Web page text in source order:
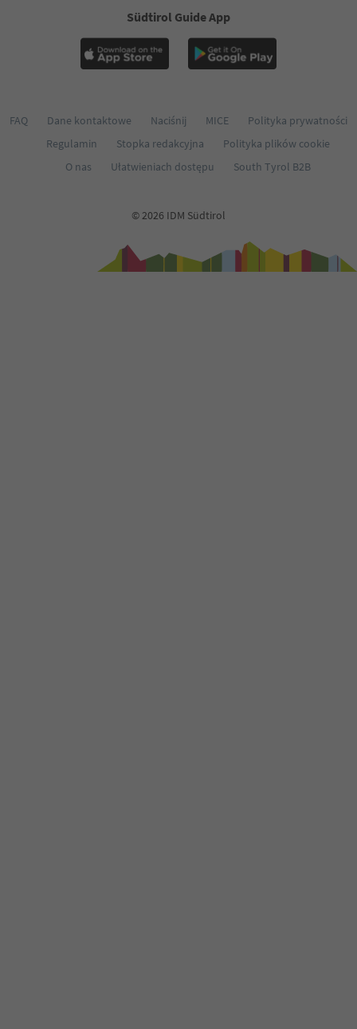
Südtirol Guide App
FAQ Dane kontaktowe Naciśnij MICE
Polityka prywatności
Regulamin
Stopka redakcyjna
Polityka plików cookie
O nas
Ułatwieniach dostępu South Tyrol B2B
© 2026 IDM Südtirol